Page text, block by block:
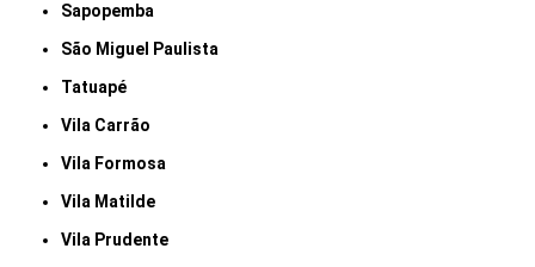
Sapopemba
São Miguel Paulista
Tatuapé
Vila Carrão
Vila Formosa
Vila Matilde
Vila Prudente